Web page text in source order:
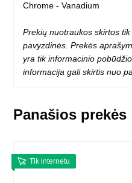
Chrome - Vanadium
Prekių nuotraukos skirtos
pavyzdinės. Prekės
yra tik informacinio
informacija gali skirtis nuo
Panašios prekės
Tik internetu